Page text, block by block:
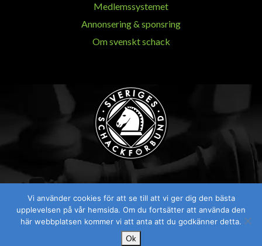
Medlemssystemet
Annonsering & sponsring
Om svenskt schack
Visselblåsaren
Vi använder cookies för att se till att vi ger dig den bästa
upplevelsen på vår hemsida. Om du fortsätter att använda den
här webbplatsen kommer vi att anta att du godkänner detta.
Ok